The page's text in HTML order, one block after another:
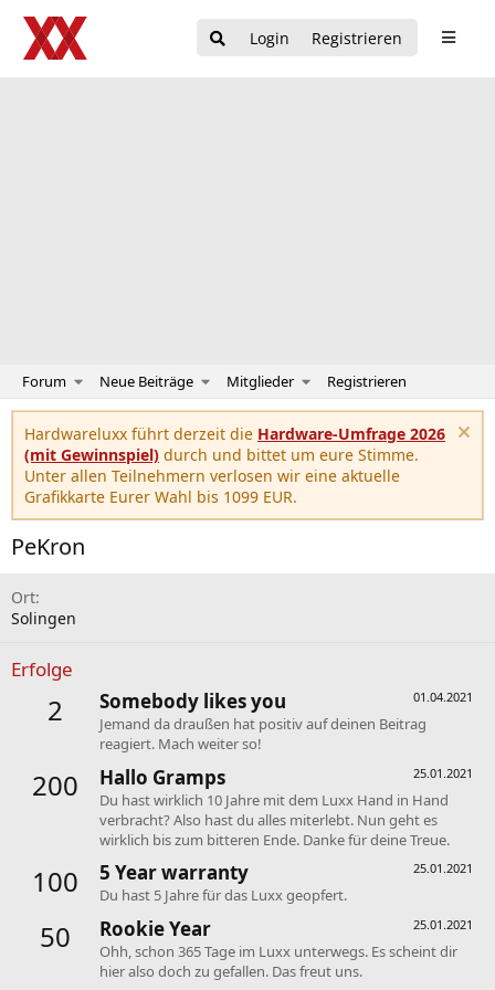
Login Registrieren
Forum Neue Beiträge Mitglieder Registrieren
Hardwareluxx führt derzeit die Hardware-Umfrage 2026
(mit Gewinnspiel) durch und bittet um eure Stimme.
Unter allen Teilnehmern verlosen wir eine aktuelle
Grafikkarte Eurer Wahl bis 1099 EUR.
PeKron
Ort
Solingen
Erfolge
2 01.04.2021
Somebody likes you
Jemand da draußen hat positiv auf deinen Beitrag
reagiert. Mach weiter so!
200 25.01.2021
Hallo Gramps
Du hast wirklich 10 Jahre mit dem Luxx Hand in Hand
verbracht? Also hast du alles miterlebt. Nun geht es
wirklich bis zum bitteren Ende. Danke für deine Treue.
100 25.01.2021
5 Year warranty
Du hast 5 Jahre für das Luxx geopfert.
50 25.01.2021
Rookie Year
Ohh, schon 365 Tage im Luxx unterwegs. Es scheint dir
hier also doch zu gefallen. Das freut uns.